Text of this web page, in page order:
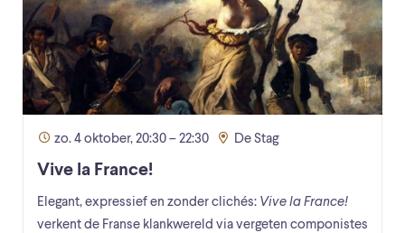
zo. 4 oktober, 20:30 – 22:30 De Stag
Vive la France!
Elegant, expressief en zonder clichés: Vive la France!
verkent de Franse klankwereld via vergeten componistes